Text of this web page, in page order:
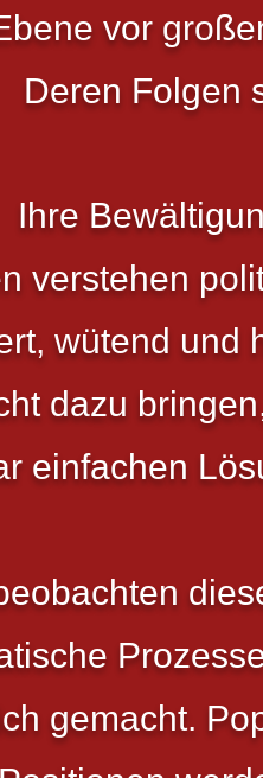
vor
Deren Folgen
Ihre
verstehen
wütend und
dazu
einfachen
gemacht.